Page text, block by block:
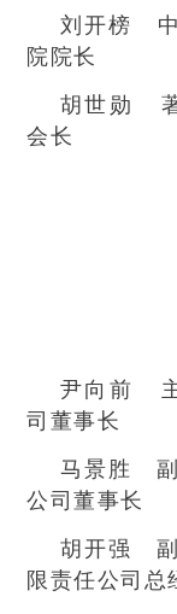
刘开榜 中
院院长
胡世勋 著
会长
尹向前 主
司董事长
马景胜 副
公司董事长
胡开强 副
限责任公司总